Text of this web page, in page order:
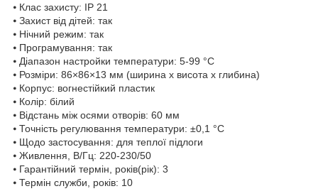
⦁ Клас захисту: IP 21
⦁ Захист від дітей: так
⦁ Нічний режим: так
⦁ Програмування: так
⦁ Діапазон настройки температури: 5-99 °C
⦁ Розміри: 86×86×13 мм (ширина x висота x глибина)
⦁ Корпус: вогнестійкий пластик
⦁ Колір: білий
⦁ Відстань між осями отворів: 60 мм
⦁ Точність регулювання температури: ±0,1 °C
⦁ Щодо застосування: для теплої підлоги
⦁ Живлення, В/Гц: 220-230/50
⦁ Гарантійний термін, років(рік): 3
⦁ Термін служби, років: 10